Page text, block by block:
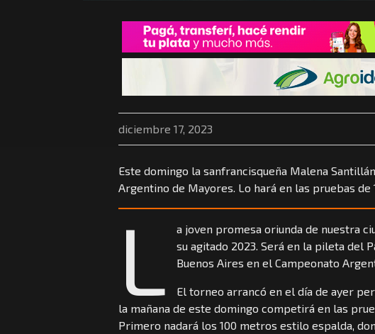
diciembre 17, 2023
Este domingo la sanfrancisqueña Malena
Argentino de Mayores. Lo hará en las pruebas
L
a joven promesa oriunda de nuestra
su agitado 2023. Será en la pileta del
Buenos Aires en el Campeonato
El torneo arrancó en el día de ayer
la mañana de este domingo competirá en las
Primero nadará los 100 metros estilo espalda,